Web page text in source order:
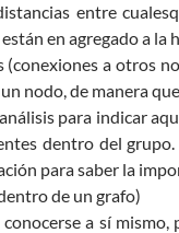
entre
en agregado a
(conexiones a otros
nodo, de manera
para indicar
dentro del
para saber la
de un grafo)
a sí